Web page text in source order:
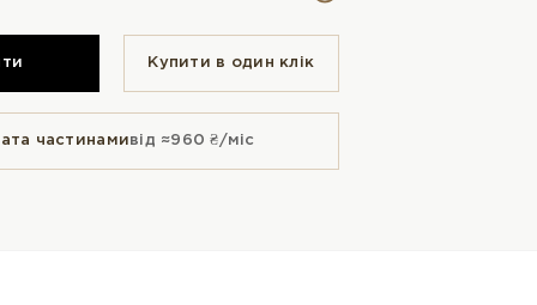
Купити в один клiк
частинамивід ≈960 ₴/міс